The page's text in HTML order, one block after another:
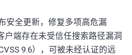
安全更新，修复多项高危漏
户端存在未受信任搜索路径漏洞
9.6），可被未经认证的远